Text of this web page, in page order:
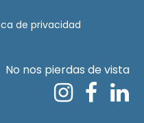
de privacidad
No nos pierdas de vista